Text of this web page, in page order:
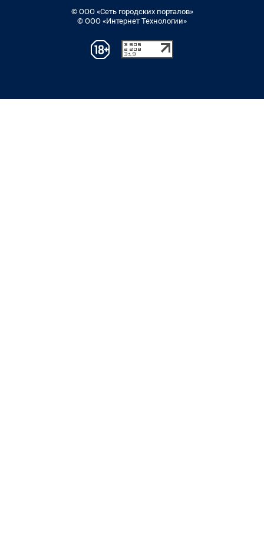
© ООО «Сеть городских порталов»
© ООО «Интернет Технологии»